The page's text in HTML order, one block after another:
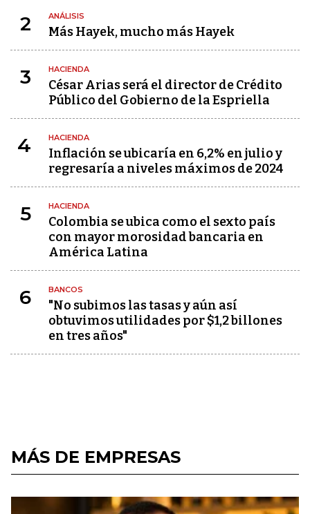
2 ANÁLISIS
Más Hayek, mucho más Hayek
3 HACIENDA
César Arias será el director de Crédito
Público del Gobierno de la Espriella
4 HACIENDA
Inflación se ubicaría en 6,2% en julio y
regresaría a niveles máximos de 2024
5 HACIENDA
Colombia se ubica como el sexto país
con mayor morosidad bancaria en
América Latina
6 BANCOS
"No subimos las tasas y aún así
obtuvimos utilidades por $1,2 billones
en tres años"
MÁS DE EMPRESAS